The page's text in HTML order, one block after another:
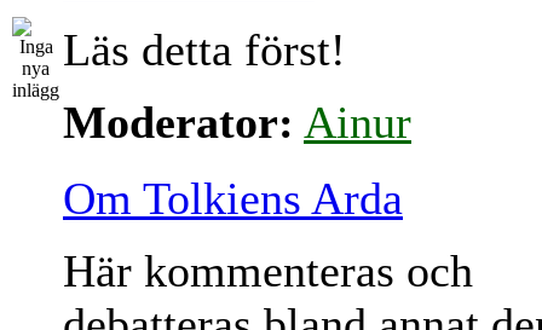
Läs detta först!
Moderator: Ainur
Om Tolkiens Arda
Här kommenteras och